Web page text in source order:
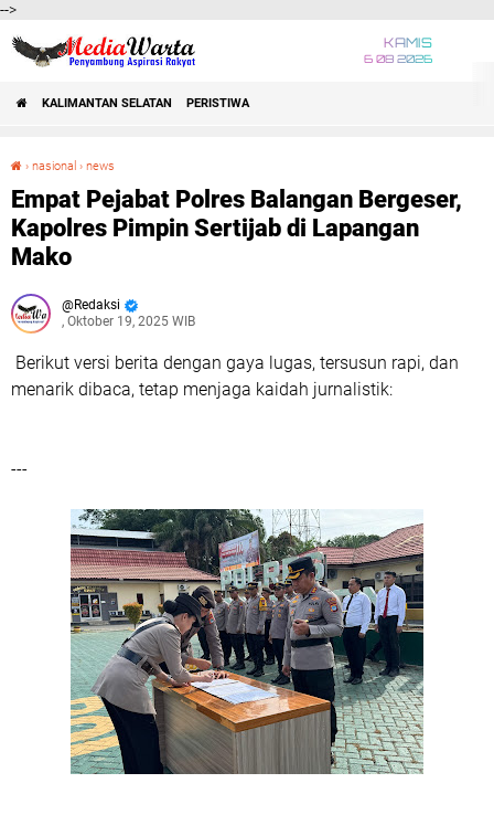
-->
KAMIS
6 08 2026
KALIMANTAN SELATAN PERISTIWA
› nasional › news
Empat Pejabat Polres Balangan Bergeser,
Kapolres Pimpin Sertijab di Lapangan
Mako
Redaksi
, Oktober 19, 2025 WIB
Berikut versi berita dengan gaya lugas, tersusun rapi, dan
menarik dibaca, tetap menjaga kaidah jurnalistik:
---